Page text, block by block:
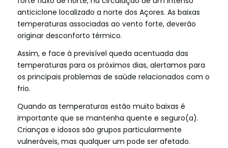
anticiclone localizado a norte dos Açores. As baixas
temperaturas associadas ao vento forte, deverão
originar desconforto térmico.
Assim, e face à previsível queda acentuada das
temperaturas para os próximos dias, alertamos para
os principais problemas de saúde relacionados com o
frio.
Quando as temperaturas estão muito baixas é
importante que se mantenha quente e seguro(a).
Crianças e idosos são grupos particularmente
vulneráveis, mas qualquer um pode ser afetado.